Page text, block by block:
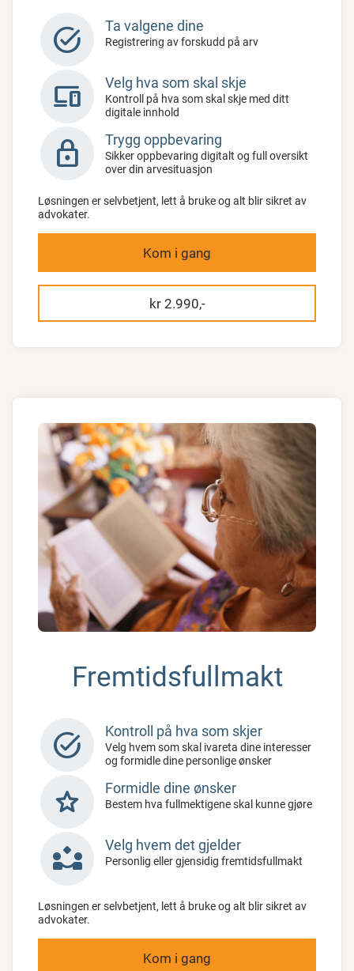
task_alt Ta valgene dine
Registrering av forskudd på arv
devices Velg hva som skal skje
Kontroll på hva som skal skje med ditt
digitale innhold
lock Trygg oppbevaring
Sikker oppbevaring digitalt og full oversikt
over din arvesituasjon
Løsningen er selvbetjent, lett å bruke og alt blir sikret av
advokater.
Kom i gang
kr 2.990,-
Fremtidsfullmakt
task_alt Kontroll på hva som skjer
Velg hvem som skal ivareta dine interesser
og formidle dine personlige ønsker
star Formidle dine ønsker
Bestem hva fullmektigene skal kunne gjøre
partner_exchange Velg hvem det gjelder
Personlig eller gjensidig fremtidsfullmakt
Løsningen er selvbetjent, lett å bruke og alt blir sikret av
advokater.
Kom i gang